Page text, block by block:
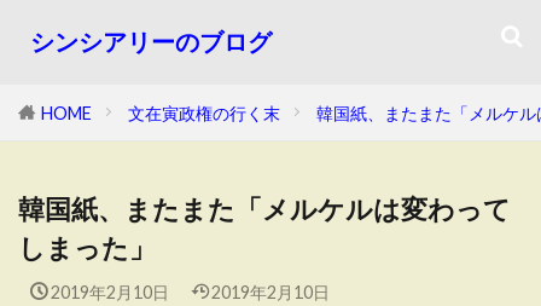
シンシアリーのブログ
HOME 文在寅政権の行く末 韓国紙、またまた「メルケ
韓国紙、またまた「メルケルは変わって
しまった」
2019年2月10日
2019年2月10日